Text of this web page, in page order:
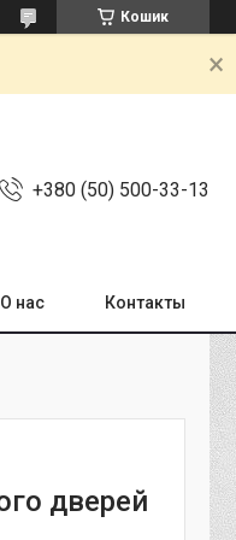
Кошик
+380 (50) 500-33-13
О нас Контакты
дверей